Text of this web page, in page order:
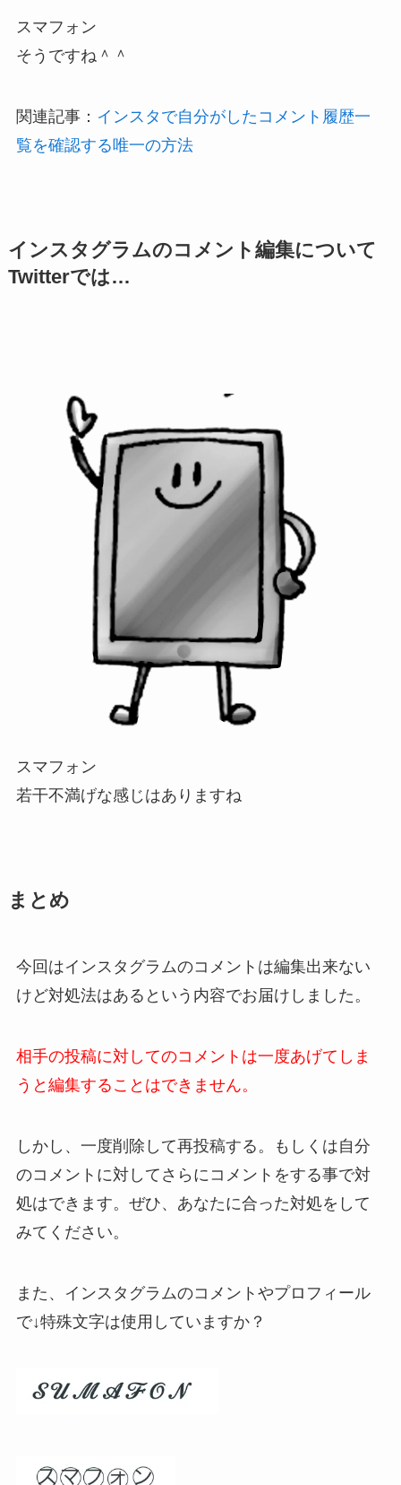
スマフォン
そうですね＾＾
関連記事： インスタで自分がしたコメント履歴一
覧を確認する唯一の方法
インスタグラムのコメント編集について
Twitterでは…
スマフォン
若干不満げな感じはありますね
まとめ
今回はインスタグラムのコメントは編集出来ない
けど対処法はあるという内容でお届けしました。
相手の投稿に対してのコメントは一度あげてしま
うと編集することはできません。
しかし、一度削除して再投稿する。もしくは自分
のコメントに対してさらにコメントをする事で対
処はできます。ぜひ、あなたに合った対処をして
みてください。
また、インスタグラムのコメントやプロフィール
で↓特殊文字は使用していますか？